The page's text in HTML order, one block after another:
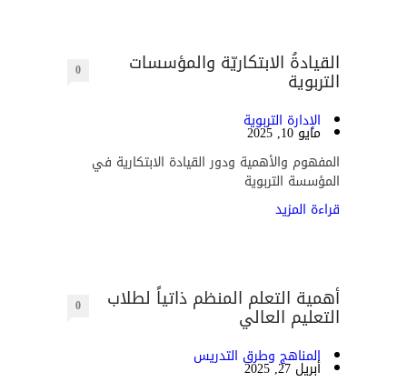
القيادةُ الابتكاريّة والمؤسسات
التربوية 0
الإدارة التربوية
مايو 10, 2025
المفهوم والأهمية ودور القيادة الابتكارية في
المؤسسة التربوية
قراءة المزيد
أهمية التعلم المنظم ذاتياً لطلاب
التعليم العالي 0
المناهج وطرق التدريس
أبريل 27, 2025